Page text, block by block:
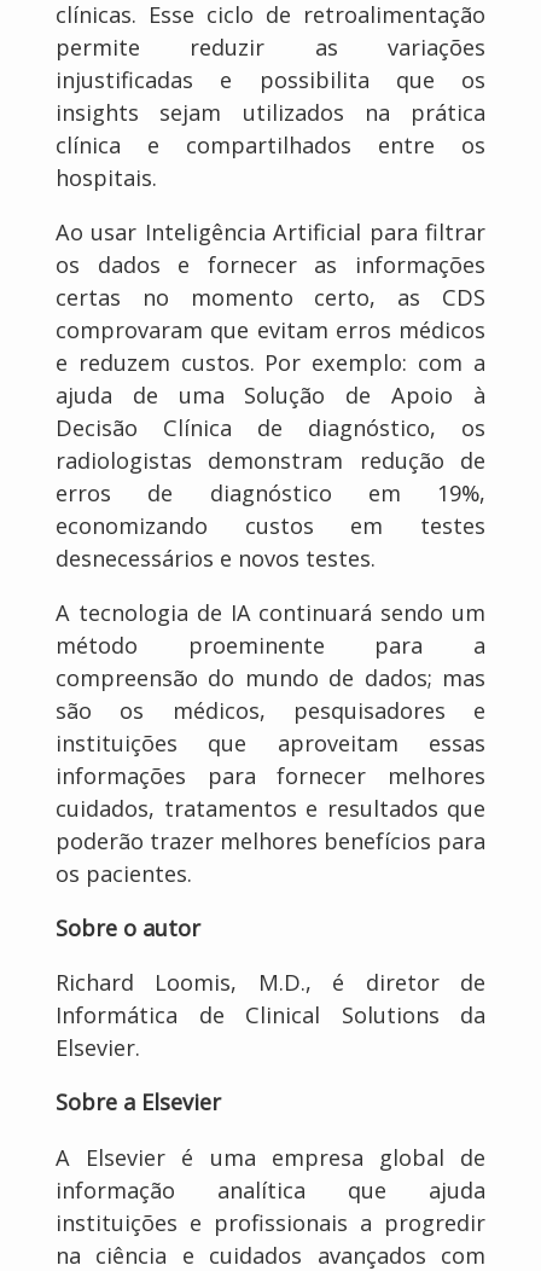
clínicas. Esse ciclo de retroalimentação
permite reduzir as variações
injustificadas e possibilita que os
insights sejam utilizados na prática
clínica e compartilhados entre os
hospitais.
Ao usar Inteligência Artificial para filtrar
os dados e fornecer as informações
certas no momento certo, as CDS
comprovaram que evitam erros médicos
e reduzem custos. Por exemplo: com a
ajuda de uma Solução de Apoio à
Decisão Clínica de diagnóstico, os
radiologistas demonstram redução de
erros de diagnóstico em 19%,
economizando custos em testes
desnecessários e novos testes.
A tecnologia de IA continuará sendo um
método proeminente para a
compreensão do mundo de dados; mas
são os médicos, pesquisadores e
instituições que aproveitam essas
informações para fornecer melhores
cuidados, tratamentos e resultados que
poderão trazer melhores benefícios para
os pacientes.
Sobre o autor
Richard Loomis, M.D., é diretor de
Informática de Clinical Solutions da
Elsevier.
Sobre a Elsevier
A Elsevier é uma empresa global de
informação analítica que ajuda
instituições e profissionais a progredir
na ciência e cuidados avançados com